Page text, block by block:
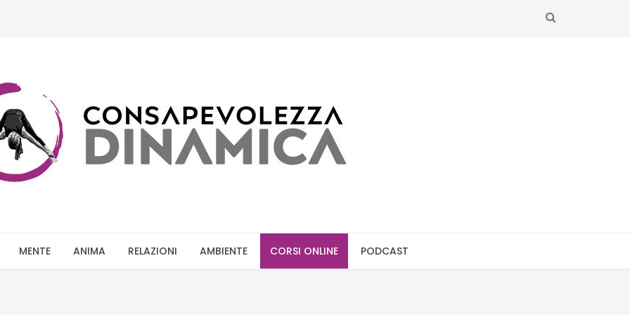
SEARCH
MENTE ANIMA RELAZIONI AMBIENTE CORSI ONLINE PODCAST